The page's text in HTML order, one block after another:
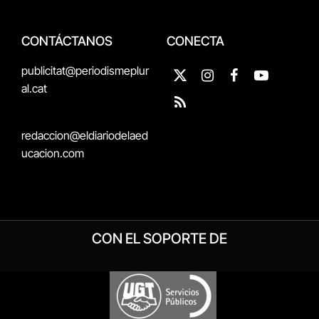
CONTÁCTANOS
publicitat@periodismeplur
al.cat
redaccion@eldiariodelaed
ucacion.com
CONECTA
X
(Twitter)
InstagramFacebookYouTube
RSS
CON EL SOPORTE DE